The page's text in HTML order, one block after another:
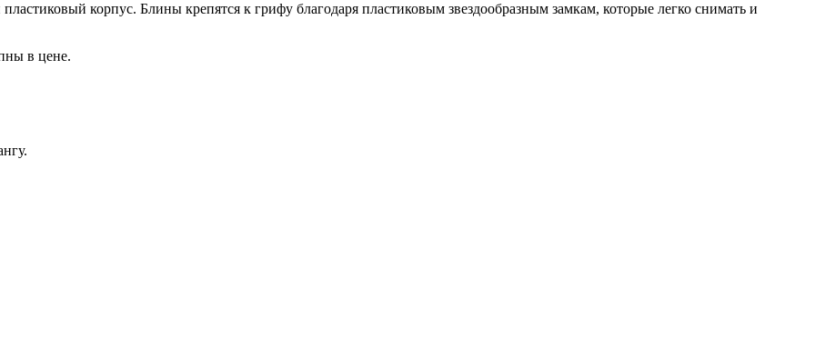
корпус. Блины крепятся к грифу благодаря пластиковым звездообразным замкам, которые легко снимать и
в цене.